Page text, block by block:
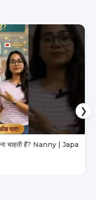
चाहती हैं? Nanny | Japa
❯